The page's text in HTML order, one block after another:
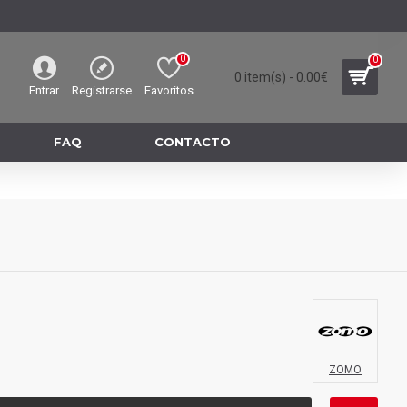
Entrar Registrarse Favoritos
0
0 item(s) - 0.00€
0
FAQ CONTACTO
ZOMO